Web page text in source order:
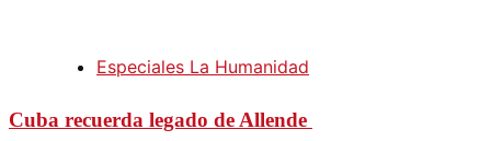
Especiales La Humanidad
Cuba recuerda legado de Allende